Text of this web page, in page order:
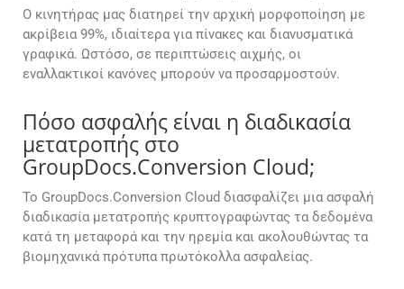
Ο κινητήρας μας διατηρεί την αρχική μορφοποίηση με
ακρίβεια 99%, ιδιαίτερα για πίνακες και διανυσματικά
γραφικά. Ωστόσο, σε περιπτώσεις αιχμής, οι
εναλλακτικοί κανόνες μπορούν να προσαρμοστούν.
Πόσο ασφαλής είναι η διαδικασία
μετατροπής στο
GroupDocs.Conversion Cloud;
Το GroupDocs.Conversion Cloud διασφαλίζει μια ασφαλή
διαδικασία μετατροπής κρυπτογραφώντας τα δεδομένα
κατά τη μεταφορά και την ηρεμία και ακολουθώντας τα
βιομηχανικά πρότυπα πρωτόκολλα ασφαλείας.